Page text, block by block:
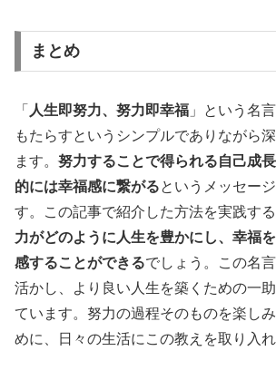
まとめ
「 人生即努力、努力即幸福 」という名
もたらすというシンプルでありながら
ます。努力することで得られる自己成
的には幸福感に繋がるというメッセー
す。この記事で紹介した方法を実践する
力がどのように人生を豊かにし、幸福
感することができるでしょう。この名
活かし、より良い人生を築くための一
ています。努力の過程そのものを楽し
めに、日々の生活にこの教えを取り入れ